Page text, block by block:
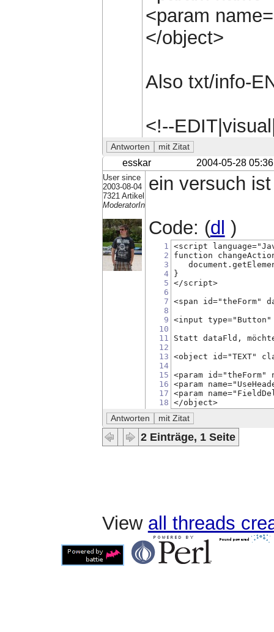
<param
</object>
Also txt/info-
<!--
esskar 2004-05-28 05:36
User since
2003-08-04
7321 Artikel
ModeratorIn
ein versuch
Code: (dl )
1
2
3
4
5
6
7
8
9
10
11
12
13
14
15
16
17
18
<script
function
}
</script>
<span id="theForm"
<input
Statt dataFld,
<object id="TEXT"
<param
<param
<param
</object>
2 Einträge, 1 Seite
View all threads